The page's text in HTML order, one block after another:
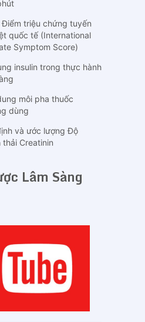
Điểm triệu chứng tuyến
quốc tế (International
Symptom Score)
insulin trong thực hành
môi pha thuốc
dùng
và ước lượng Độ
thải Creatinin
Lâm Sàng